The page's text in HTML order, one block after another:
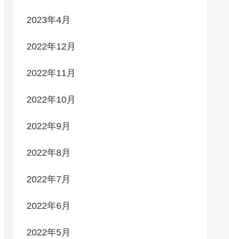
2023年4月
2022年12月
2022年11月
2022年10月
2022年9月
2022年8月
2022年7月
2022年6月
2022年5月